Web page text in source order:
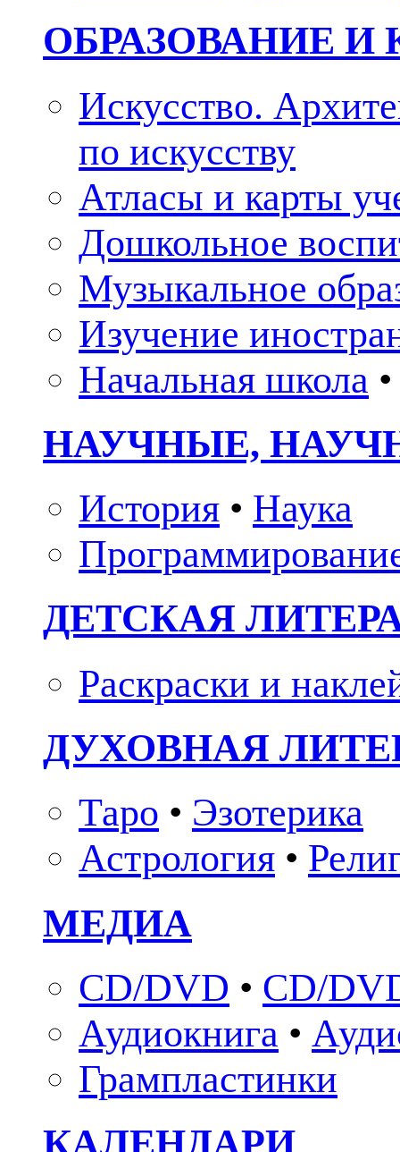
ОБРАЗОВАНИЕ И
Искусство.
по искусству
Атласы и карты
Дошкольное
Музыкальное
Изучение
Начальная школа •
НАУЧНЫЕ,
История • Наука
ДЕТСКАЯ
Раскраски и
ДУХОВНАЯ
Таро • Эзотерика
Астрология •
МЕДИА
CD/DVD • CD/
Аудиокнига •
Грампластинки